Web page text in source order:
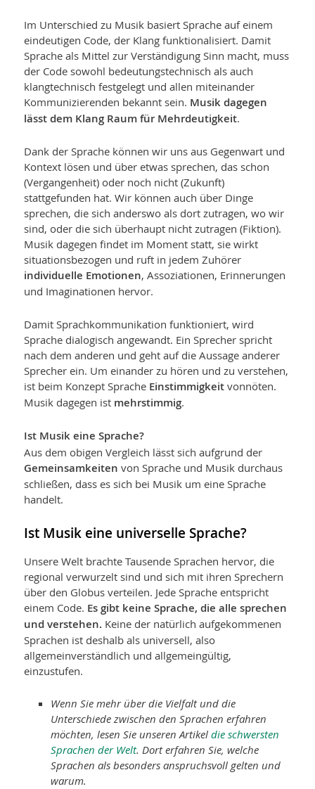
Im Unterschied zu Musik basiert Sprache auf einem
eindeutigen Code, der Klang funktionalisiert. Damit
Sprache als Mittel zur Verständigung Sinn macht, muss
der Code sowohl bedeutungstechnisch als auch
klangtechnisch festgelegt und allen miteinander
Kommunizierenden bekannt sein. Musik dagegen
lässt dem Klang Raum für Mehrdeutigkeit.
Dank der Sprache können wir uns aus Gegenwart und
Kontext lösen und über etwas sprechen, das schon
(Vergangenheit) oder noch nicht (Zukunft)
stattgefunden hat. Wir können auch über Dinge
sprechen, die sich anderswo als dort zutragen, wo wir
sind, oder die sich überhaupt nicht zutragen (Fiktion).
Musik dagegen findet im Moment statt, sie wirkt
situationsbezogen und ruft in jedem Zuhörer
individuelle Emotionen, Assoziationen, Erinnerungen
und Imaginationen hervor.
Damit Sprachkommunikation funktioniert, wird
Sprache dialogisch angewandt. Ein Sprecher spricht
nach dem anderen und geht auf die Aussage anderer
Sprecher ein. Um einander zu hören und zu verstehen,
ist beim Konzept Sprache Einstimmigkeit vonnöten.
Musik dagegen ist mehrstimmig.
Ist Musik eine Sprache?
Aus dem obigen Vergleich lässt sich aufgrund der
Gemeinsamkeiten von Sprache und Musik durchaus
schließen, dass es sich bei Musik um eine Sprache
handelt.
Ist Musik eine universelle Sprache?
Unsere Welt brachte Tausende Sprachen hervor, die
regional verwurzelt sind und sich mit ihren Sprechern
über den Globus verteilen. Jede Sprache entspricht
einem Code. Es gibt keine Sprache, die alle sprechen
und verstehen. Keine der natürlich aufgekommenen
Sprachen ist deshalb als universell, also
allgemeinverständlich und allgemeingültig,
einzustufen.
Wenn Sie mehr über die Vielfalt und die
Unterschiede zwischen den Sprachen erfahren
möchten, lesen Sie unseren Artikel die schwersten
Sprachen der Welt. Dort erfahren Sie, welche
Sprachen als besonders anspruchsvoll gelten und
warum.